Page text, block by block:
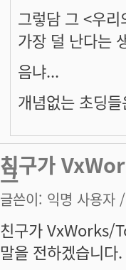
그렇담 그 <우
가장 덜 난다는
음냐...
개념없는 초딩
친구가
그
글쓴이: 익명 사용자
친구가 VxWorks/
말을 전하겠습니다.